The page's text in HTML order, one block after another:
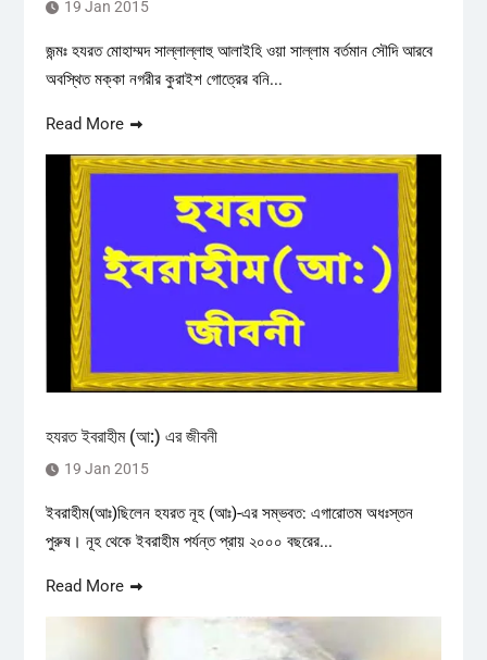
19 Jan 2015
জন্মঃ হযরত মোহাম্মদ সাল্লাল্লাহু আলাইহি ওয়া সাল্লাম বর্তমান সৌদি আরবে
অবস্থিত মক্কা নগরীর কুরাইশ গোত্রের বনি...
Read More
হযরত ইবরাহীম (আ:) এর জীবনী
19 Jan 2015
ইবরাহীম(আঃ)ছিলেন হযরত নূহ (আঃ)-এর সম্ভবত: এগারোতম অধঃস্তন
পুরুষ। নূহ থেকে ইবরাহীম পর্যন্ত প্রায় ২০০০ বছরের...
Read More